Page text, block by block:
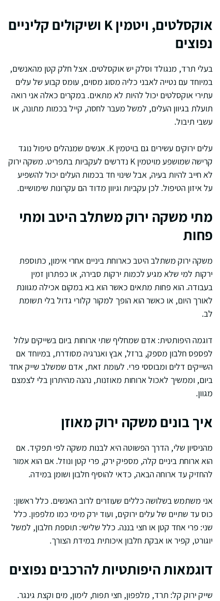
אוקסלטים, ויטמין K ושיקולים קליניים
נפוצים
בעלי תרד, מנגולד וסלק יש אוקסלטים. אצל חלק קטן מהאנשים,
במיוחד עם נטייה לאבני כליה מסוג מסוים, עומס קבוע של עלים
עתירי אוקסלטים יכול להיות לא מתאים. במקרים כאלה אני רואה
תועלת בגיוון העלים, למשל מעבר לחסה, קייל בכמות מתונה, או
עשבי תיבול.
עלים ירוקים עשירים גם בויטמין K. אנשים שמנהלים טיפול נוגד
קרישה שמושפע מויטמין K נדרשים לעקביות בתפריט. משקה ירוק
לא חייב להיות בעיה, אבל שינוי חד בכמות העלים יכול להשפיע
על איזון הטיפול. לכן עקביות וגיוון מדוד הם עקרונות שימושיים.
מתי משקה ירוק משתלב היטב ומתי
פחות
משקה ירוק משתלב היטב כארוחת ביניים אחרי אימון, כתוספת
ירקות למי שלא מגיע לכמות ירקות סבירה, או כפתרון זמין
בעבודה. הוא פחות מתאים כאשר הוא בא במקום אכילה מגוונת
לאורך היום, או כאשר הוא הופך למקור קלורי גדול בלי תשומת
לב.
דוגמה היפותטית: אדם שמחליף שתי ארוחות ביום בשייקים עלול
לפספס חלבון מספק, ברזל, אבץ ואנרגיה מסודרת, במיוחד אם
השייקים דלים ומבוססי פרי. לעומת זאת, אדם שמשלב שייק אחד
ביום, וממשיך לאכול ארוחות מאוזנות, נהנה מהיתרון בלי לצמצם
מגוון.
איך בונים משקה ירוק מאוזן
מהניסיון שלי, הדרך הפשוטה היא לבנות משקה לפי תפקיד. אם
הוא ארוחת ביניים קלה, מספיק ירק, פרי קטן ונוזל. אם הוא אמור
להחזיק עד ארוחה הבאה, כדאי להוסיף חלבון ושומן במידה.
אני משתמש בשלושה כללים שעוזרים לרוב האנשים. כלל ראשון:
כוס עד שתיים של עלים ירוקים, ועוד ירק מימי כמו מלפפון. כלל
שני: פרי אחד קטן או חצי בננה. כלל שלישי: תוספת חלבון, למשל
יוגורט, קפיר או אבקת חלבון איכותית במידת הצורך.
דוגמאות היפותטיות להרכבים נפוצים
שייק ירוק קל: תרד, מלפפון, חצי תפוח, לימון, מים וקצת גינגר.